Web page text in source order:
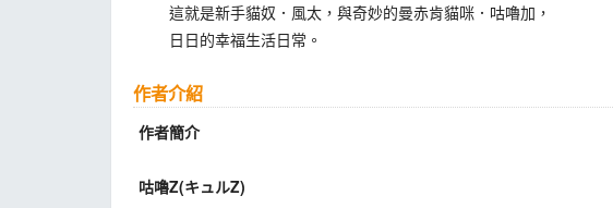
這就是新手貓奴．風太，與奇妙的曼赤肯貓咪．咕嚕加，
日日的幸福生活日常。
作者介紹
作者簡介
咕嚕Z(キュルZ)